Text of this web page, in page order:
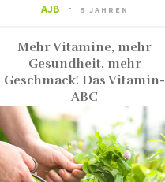
AJB 5 JAHREN
Mehr Vitamine, mehr
Gesundheit, mehr
Geschmack! Das Vitamin-
ABC